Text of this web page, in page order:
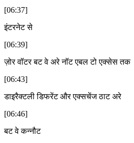
[06:37]
इंटरनेट से
[06:39]
ज़ोर वॉटर बट वे अरे नॉट एबल टो एक्सेस तक
[06:43]
डाइरैक्टली डिफरेंट और एक्सचेंज ठाट अरे
[06:46]
बट वे कन्नौट